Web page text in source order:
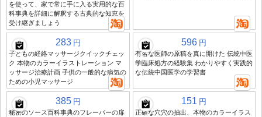
を使って、家で常に手に入る実用的な百
科事典を詳細に解釈する古典的な知恵を
受け継ぎましょう
283 円
子どもの経絡マッサージクイックチェッ
ク 本物のカラーイラストレーション マ
ッサージ治療計画 子供の一般的な病気の
ための小児マッサージ
596 円
有名な医師の原稿を真に開けた 伝統中医
学臨床処方の経験集 わかりやすく実践的
な伝統中国医学の学習書
385 円
秘密のソース百科事典のフレーバーの扉
151 円
正確な穴穴の抽出、本物のカラーイラス